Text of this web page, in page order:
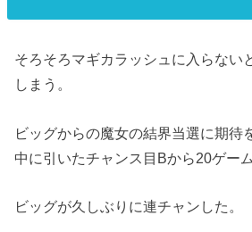
そろそろマギカラッシュに入らない
しまう。
ビッグからの魔女の結界当選に期待
中に引いたチャンス目Bから20ゲー
ビッグが久しぶりに連チャンした。